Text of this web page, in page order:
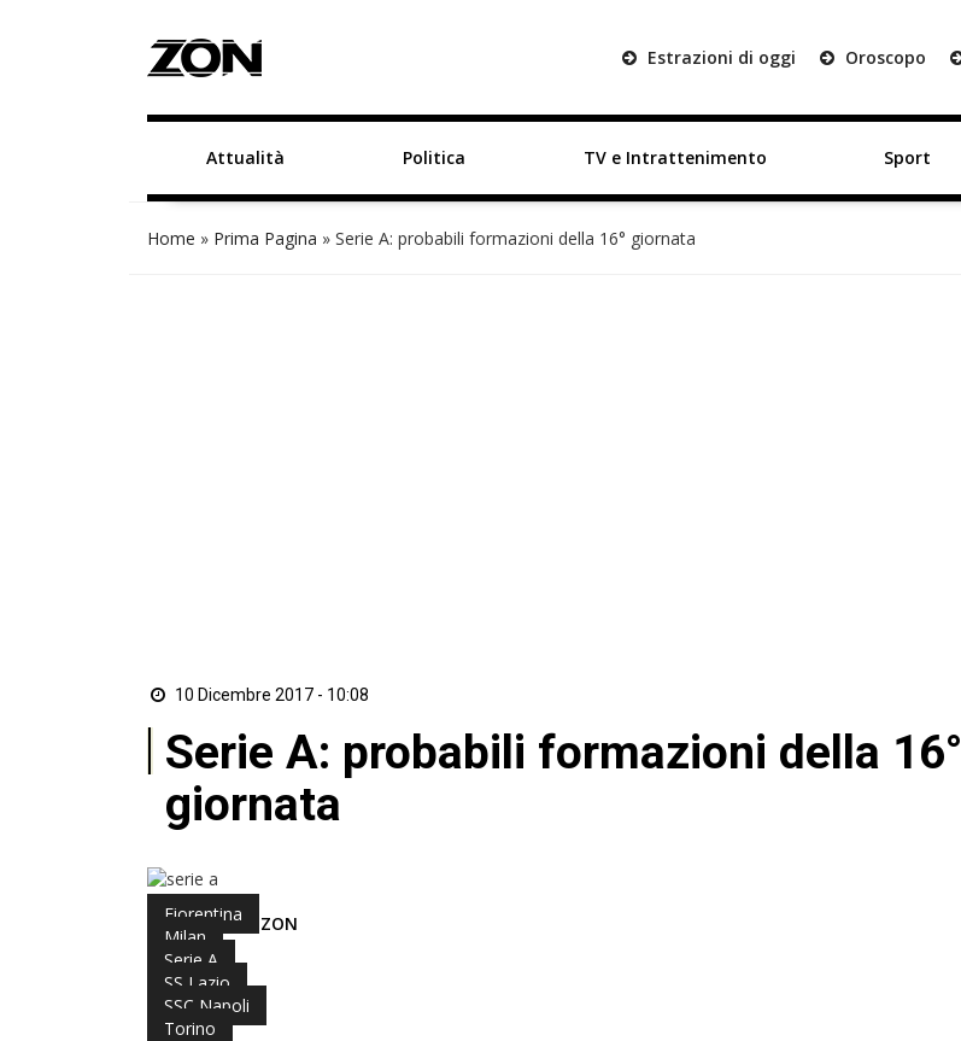
Estrazioni di oggi Oroscopo
Attualità Politica TV e Intrattenimento Sport
Home » Prima Pagina » Serie A: probabili formazioni della 16° giornata
10 Dicembre 2017 - 10:08
Serie A: probabili formazioni della 16°
giornata
Fiorentina
Milan
Serie A
SS Lazio
SSC Napoli
Torino
di Redazione ZON